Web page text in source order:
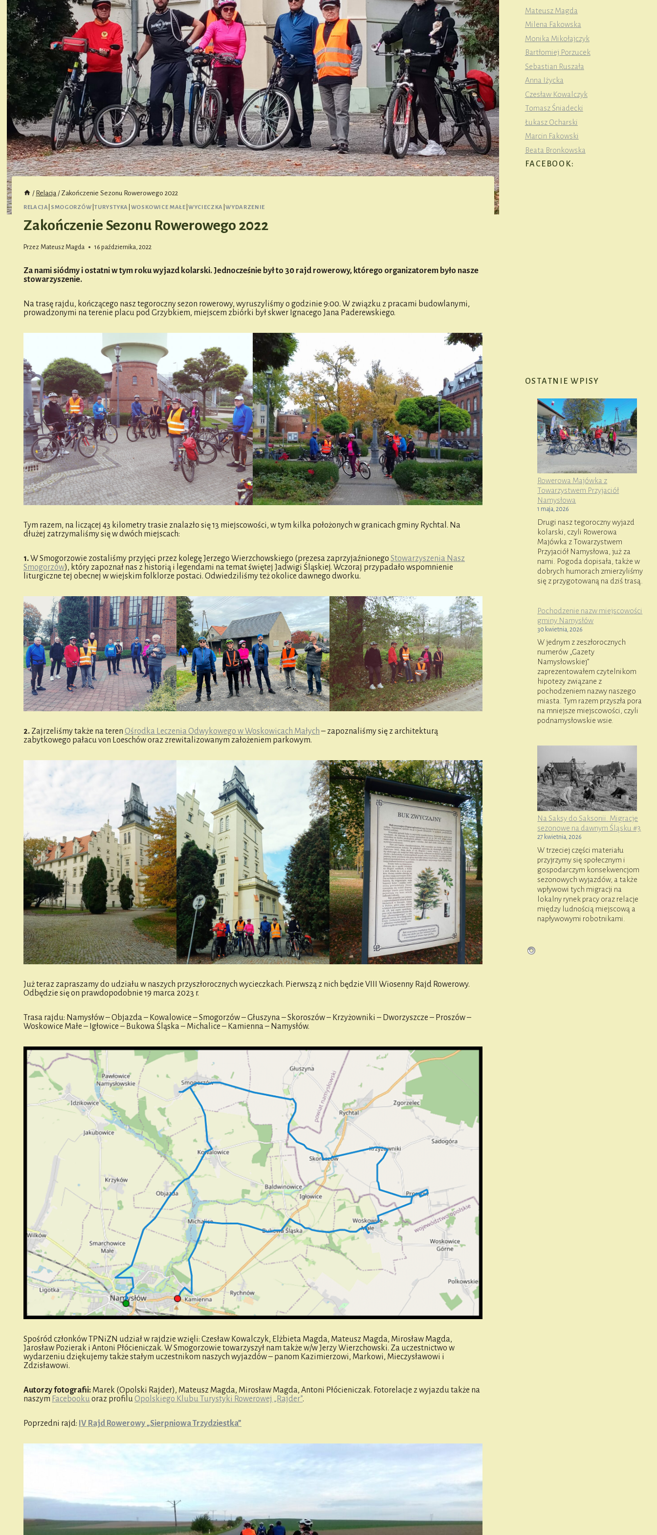
/ Relacja / Zakończenie Sezonu Rowerowego 2022
RELACJA SMOGORZÓW |TURYSTYKA WOSKOWICE MAŁE |WYCIECZKA |WYDARZENIE
Zakończenie Sezonu Rowerowego 2022
Przez Mateusz Magda 16 października, 2022
Za nami siódmy i ostatni w tym roku wyjazd kolarski. Jednocześnie był to 30 rajd rowerowy, którego organizatorem było nasze
stowarzyszenie.
Na trasę rajdu, kończącego nasz tegoroczny sezon rowerowy, wyruszyliśmy o godzinie 9:00. W związku z pracami budowlanymi,
prowadzonymi na terenie placu pod Grzybkiem, miejscem zbiórki był skwer Ignacego Jana Paderewskiego.
Tym razem, na liczącej 43 kilometry trasie znalazło się 13 miejscowości, w tym kilka położonych w granicach gminy Rychtal. Na
dłużej zatrzymaliśmy się w dwóch miejscach:
1.W Smogorzowie zostaliśmy przyjęci przez kolegę Jerzego Wierzchowskiego (prezesa zaprzyjaźnionego Stowarzyszenia Nasz
Smogorzów), który zapoznał nas z historią i legendami na temat świętej Jadwigi Śląskiej. Wczoraj przypadało wspomnienie
liturgiczne tej obecnej w wiejskim folklorze postaci. Odwiedziliśmy też okolice dawnego dworku.
2. Zajrzeliśmy także na teren Ośrodka Leczenia Odwykowego w Woskowicach Małych – zapoznaliśmy się z architekturą
zabytkowego pałacu von Loeschów oraz zrewitalizowanym założeniem parkowym.
Już teraz zapraszamy do udziału w naszych przyszłorocznych wycieczkach. Pierwszą z nich będzie VIII Wiosenny Rajd Rowerowy.
Odbędzie się on prawdopodobnie 19 marca 2023 r.
Trasa rajdu: Namysłów – Objazda – Kowalowice – Smogorzów – Głuszyna – Skoroszów – Krzyżowniki – Dworzyszcze – Proszów –
Woskowice Małe – Igłowice – Bukowa Śląska – Michalice – Kamienna – Namysłów.
Spośród członków TPNiZN udział w rajdzie wzięli: Czesław Kowalczyk, Elżbieta Magda, Mateusz Magda, Mirosław Magda,
Jarosław Pozierak i Antoni Płócieniczak. W Smogorzowie towarzyszył nam także w/w Jerzy Wierzchowski. Za uczestnictwo w
wydarzeniu dziękujemy także stałym uczestnikom naszych wyjazdów – panom Kazimierzowi, Markowi, Mieczysławowi i
Zdzisławowi.
Autorzy fotografii: Marek (Opolski Rajder), Mateusz Magda, Mirosław Magda, Antoni Płócieniczak. Fotorelacje z wyjazdu także na
naszym Facebooku oraz profiluOpolskiego Klubu Turystyki Rowerowej „Rajder”.
Poprzedni rajd: IV Rajd Rowerowy „Sierpniowa Trzydziestka”
Mateusz Magda
Milena Fakowska
Monika Mikołajczyk
Bartłomiej Porzucek
Sebastian Ruszała
Anna Iżycka
Czesław Kowalczyk
Tomasz Śniadecki
Łukasz Ocharski
Marcin Fakowski
Beata Bronkowska
FACEBOOK:
OSTATNIE WPISY
Rowerowa Majówka z
Towarzystwem Przyjaciół
Namysłowa
1 maja, 2026
Drugi nasz tegoroczny wyjazd
kolarski, czyli Rowerowa
Majówka z Towarzystwem
Przyjaciół Namysłowa, już za
nami. Pogoda dopisała, także w
dobrych humorach zmierzyliśmy
się z przygotowaną na dziś trasą.
Pochodzenie nazw miejscowości
gminy Namysłów
30 kwietnia, 2026
W jednym z zeszłorocznych
numerów „Gazety
Namysłowskiej”
zaprezentowałem czytelnikom
hipotezy związane z
pochodzeniem nazwy naszego
miasta. Tym razem przyszła pora
na mniejsze miejscowości, czyli
podnamysłowskie wsie.
Na Saksy do Saksonii. Migracje
sezonowe na dawnym Śląsku #3
27 kwietnia, 2026
W trzeciej części materiału
przyjrzymy się społecznym i
gospodarczym konsekwencjom
sezonowych wyjazdów, a także
wpływowi tych migracji na
lokalny rynek pracy oraz relacje
między ludnością miejscową a
napływowymi robotnikami.